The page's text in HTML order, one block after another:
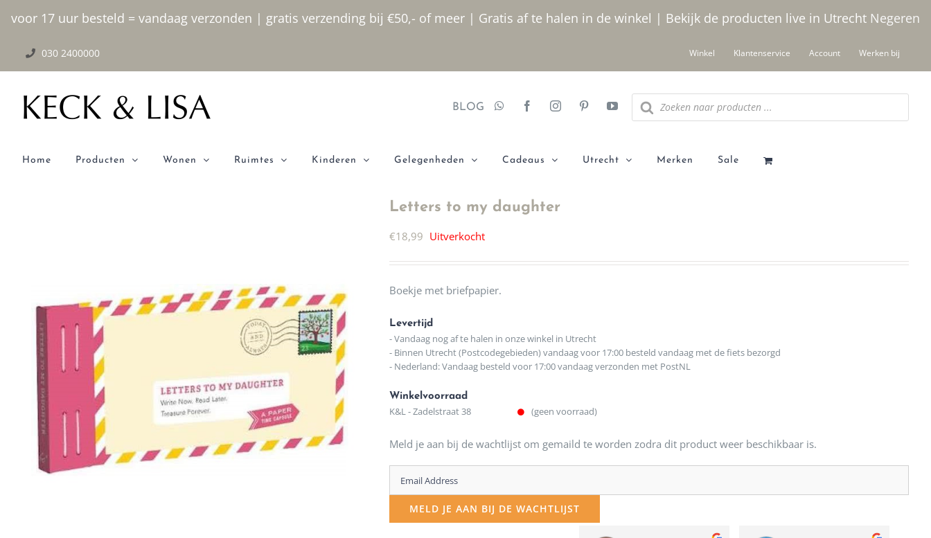
voor 17 uur besteld = vandaag verzonden | gratis verzending bij €50,- of meer | Gratis af te halen in de winkel | Bekijk de producten live in Utrecht Negeren
inhoud
030 2400000 Winkel Klantenservice Account Werken bij
BLOG
Producten
zoeken
Home Producten Wonen Ruimtes Kinderen Gelegenheden Cadeaus Utrecht Merken Sale
Letters to my daughter
€18,99 Uitverkocht
Boekje met briefpapier.
Levertijd
- Vandaag nog af te halen in onze winkel in Utrecht
- Binnen Utrecht (Postcodegebieden) vandaag voor 17:00 besteld vandaag met de fiets bezorgd
- Nederland: Vandaag besteld voor 17:00 vandaag verzonden met PostNL
Winkelvoorraad
K&L - Zadelstraat 38 (geen voorraad)
Meld je aan bij de wachtlijst om gemaild te worden zodra dit product weer beschikbaar is.
Enter
your
email
MELD JE AAN BIJ DE WACHTLIJST